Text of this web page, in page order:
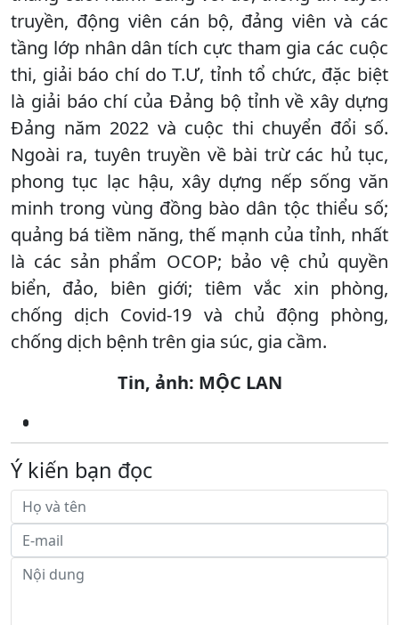
truyền, động viên cán bộ, đảng viên và các
tầng lớp nhân dân tích cực tham gia các cuộc
thi, giải báo chí do T.Ư, tỉnh tổ chức, đặc biệt
là giải báo chí của Đảng bộ tỉnh về xây dựng
Đảng năm 2022 và cuộc thi chuyển đổi số.
Ngoài ra, tuyên truyền về bài trừ các hủ tục,
phong tục lạc hậu, xây dựng nếp sống văn
minh trong vùng đồng bào dân tộc thiểu số;
quảng bá tiềm năng, thế mạnh của tỉnh, nhất
là các sản phẩm OCOP; bảo vệ chủ quyền
biển, đảo, biên giới; tiêm vắc xin phòng,
chống dịch Covid-19 và chủ động phòng,
chống dịch bệnh trên gia súc, gia cầm.
Tin, ảnh: MỘC LAN
Ý kiến bạn đọc